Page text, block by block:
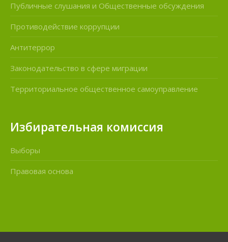
Публичные слушания и Общественные обсуждения
Противодействие коррупции
Антитеррор
Законодательство в сфере миграции
Территориальное общественное самоуправление
Избирательная комиссия
Выборы
Правовая основа